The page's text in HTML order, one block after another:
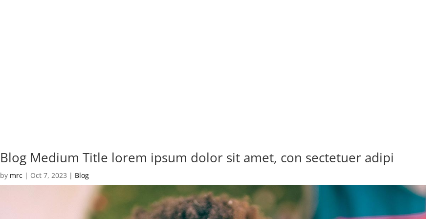
Blog Medium Title lorem ipsum dolor sit amet, con sectetuer adipi
by mrc | Oct 7, 2023 | Blog